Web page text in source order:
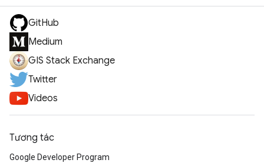
GitHub
Medium
GIS Stack Exchange
Twitter
Videos
Tương tác
Google Developer Program